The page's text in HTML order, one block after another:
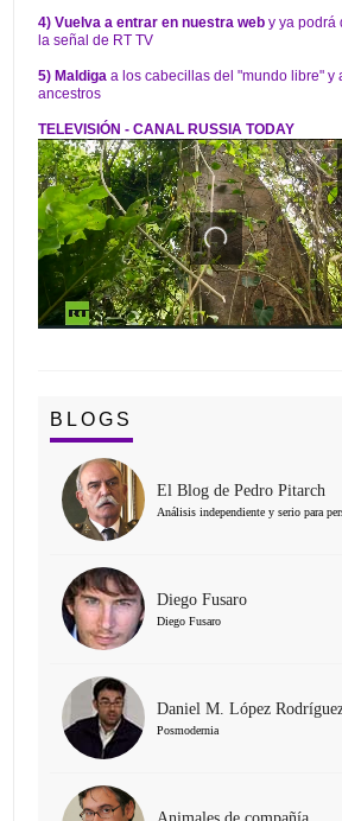
4) Vuelva a entrar en nuestra web y ya podrá
la señal de RT TV
5) Maldiga a los cabecillas del "mundo libre" y
ancestros
TELEVISIÓN - CANAL RUSSIA TODAY
BLOGS
El Blog de Pedro Pitarch
Análisis independiente y serio para
Diego Fusaro
Diego Fusaro
Daniel M. López
Posmodernia